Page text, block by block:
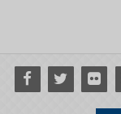
Facebook
Twitter Flickr